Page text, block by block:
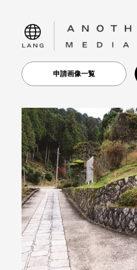
language
申請画像一覧